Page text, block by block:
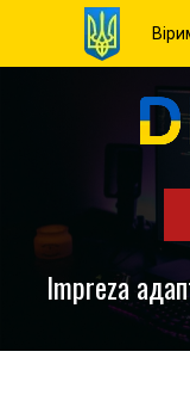
Impreza